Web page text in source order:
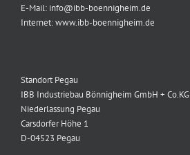
E-Mail: info@ibb-boennigheim.de
Internet: www.ibb-boennigheim.de
Standort Pegau
IBB Industriebau Bönnigheim GmbH + Co.KG
Niederlassung Pegau
Carsdorfer Höhe 1
D-04523 Pegau